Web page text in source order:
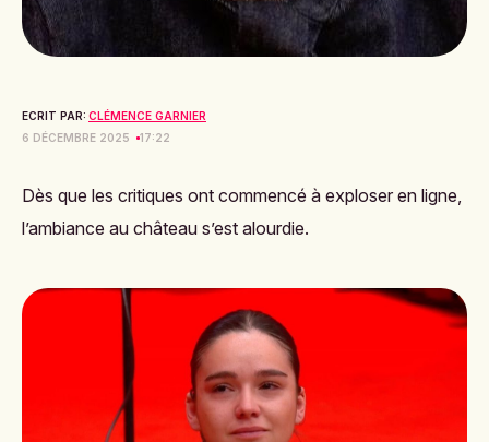
ECRIT PAR: CLÉMENCE GARNIER
6 DÉCEMBRE 2025
17:22
Dès que les critiques ont commencé à exploser en ligne,
l’ambiance au château s’est alourdie.